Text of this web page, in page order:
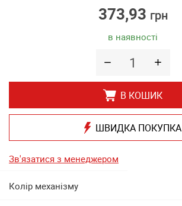
373,93 грн
в наявності
В КОШИК
ШВИДКА ПОКУПКА
Зв'язатися з менеджером
Колір механізму